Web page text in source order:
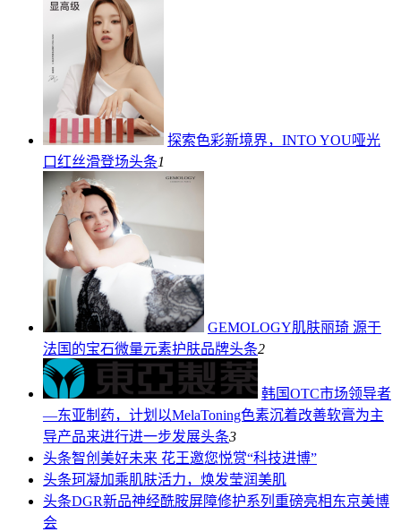
探索色彩新境界，INTO YOU哑光
口红丝滑登场头条1
GEMOLOGY肌肤丽琦 源于
法国的宝石微量元素护肤品牌头条2
韩国OTC市场领导者
—东亚制药，计划以MelaToning色素沉着改善软膏为主
导产品来进行进一步发展头条3
头条智创美好未来 花王邀您悦赏“科技进博”
头条珂凝加乘肌肤活力，焕发莹润美肌
头条DGR新品神经酰胺屏障修护系列重磅亮相东京美博
会